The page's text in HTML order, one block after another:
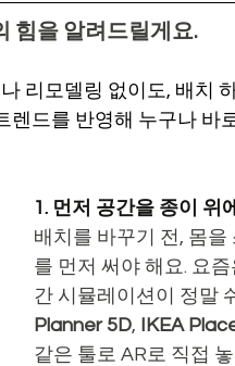
힘을 알려드릴게요.
리모델링 없이도, 배치
드를 반영해 누구나 바
1. 먼저 공간을 종이 위
배치를 바꾸기 전, 몸을
를 먼저 써야 해요. 요
간 시뮬레이션이 정말
Planner 5D, IKEA
같은 툴로 AR로 직접